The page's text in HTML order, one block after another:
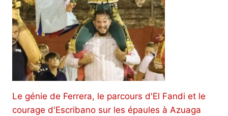
Le génie de Ferrera, le parcours d'El Fandi et le
courage d'Escribano sur les épaules à Azuaga